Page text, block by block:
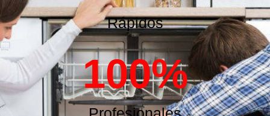
Rápidos
100%